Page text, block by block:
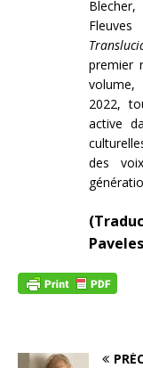
premier
volume,
2022,
active
des